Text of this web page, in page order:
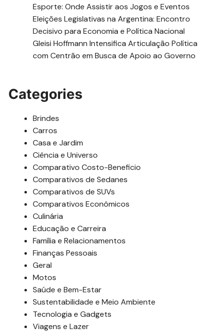
Esporte: Onde Assistir aos Jogos e Eventos
Eleições Legislativas na Argentina: Encontro
Decisivo para Economia e Política Nacional
Gleisi Hoffmann Intensifica Articulação Política
com Centrão em Busca de Apoio ao Governo
Categories
Brindes
Carros
Casa e Jardim
Ciência e Universo
Comparativo Costo-Beneficio
Comparativos de Sedanes
Comparativos de SUVs
Comparativos Econômicos
Culinária
Educação e Carreira
Família e Relacionamentos
Finanças Pessoais
Geral
Motos
Saúde e Bem-Estar
Sustentabilidade e Meio Ambiente
Tecnologia e Gadgets
Viagens e Lazer